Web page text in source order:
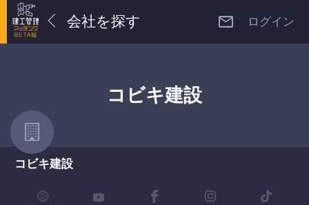
会社を探す ログイン
コビキ建設
コビキ建設